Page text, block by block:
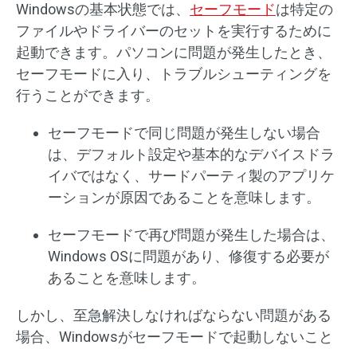
Windowsの基本状態では、 セーフモードは特定の
ファイルやドライバーのセットを実行するために
起動できます。パソコンに問題が発生したとき、
セーフモードに入り、トラブルシューティングを
行うことができます。
セーフモードで同じ問題が発生しない場合
は、デフォルト設定や基本的なデバイスドラ
イバではなく、サードパーティ製のアプリケ
ーションが原因であることを意味します。
セーフモードで再び問題が発生した場合は、
Windows OSに問題があり、修復する必要が
あることを意味します。
しかし、至急解決しなければならない問題がある
場合、Windowsがセーフモードで起動しないこと